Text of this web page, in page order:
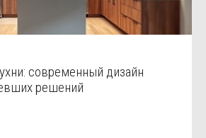
современный дизайн
решений